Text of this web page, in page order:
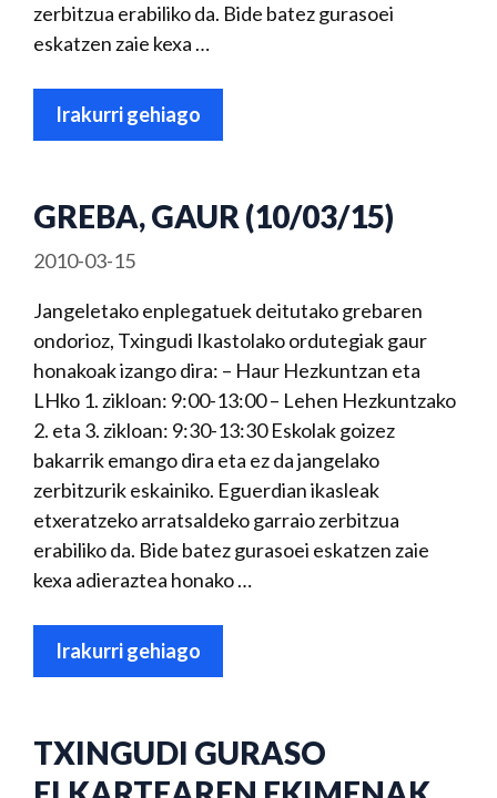
zerbitzua erabiliko da. Bide batez gurasoei
eskatzen zaie kexa …
Irakurri gehiago
GREBA, GAUR (10/03/15)
2010-03-15
Jangeletako enplegatuek deitutako grebaren
ondorioz, Txingudi Ikastolako ordutegiak gaur
honakoak izango dira: – Haur Hezkuntzan eta
LHko 1. zikloan: 9:00-13:00 – Lehen Hezkuntzako
2. eta 3. zikloan: 9:30-13:30 Eskolak goizez
bakarrik emango dira eta ez da jangelako
zerbitzurik eskainiko. Eguerdian ikasleak
etxeratzeko arratsaldeko garraio zerbitzua
erabiliko da. Bide batez gurasoei eskatzen zaie
kexa adieraztea honako …
Irakurri gehiago
TXINGUDI GURASO